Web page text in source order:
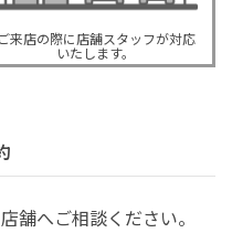
ご来店の際に店舗スタッフが対応
いたします。
舗へご相談ください。